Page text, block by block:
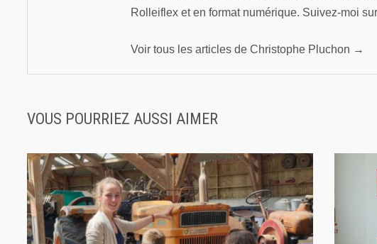
Rolleiflex et en format numérique. Suivez-moi
Voir tous les articles de Christophe Pluchon →
VOUS POURRIEZ AUSSI AIMER